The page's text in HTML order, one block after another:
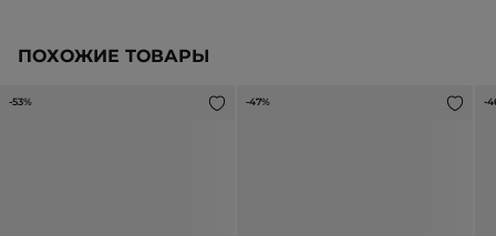
ПОХОЖИЕ ТОВАРЫ
-53% -47% -